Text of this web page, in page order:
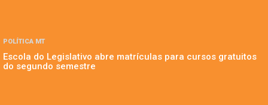
POLÍTICA MT
Escola do Legislativo abre matrículas para cursos gratuitos
do segundo semestre